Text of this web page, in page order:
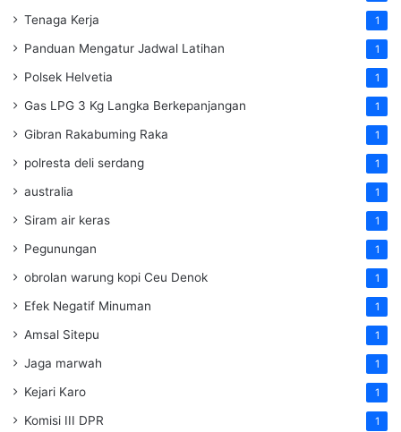
Tenaga Kerja 1
Panduan Mengatur Jadwal Latihan 1
Polsek Helvetia 1
Gas LPG 3 Kg Langka Berkepanjangan 1
Gibran Rakabuming Raka 1
polresta deli serdang 1
australia 1
Siram air keras 1
Pegunungan 1
obrolan warung kopi Ceu Denok 1
Efek Negatif Minuman 1
Amsal Sitepu 1
Jaga marwah 1
Kejari Karo 1
Komisi III DPR 1